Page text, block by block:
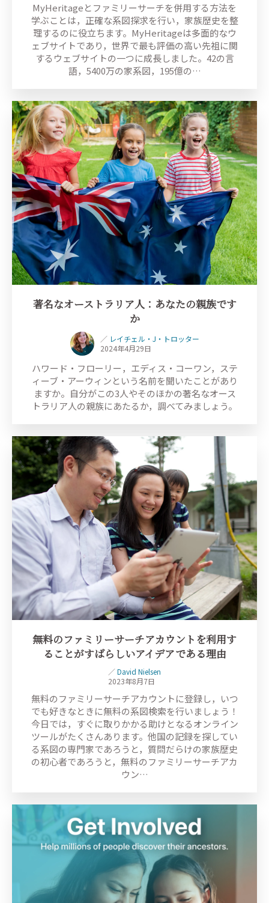
MyHeritageとファミリーサーチを併用する方法を
学ぶことは，正確な系図探求を行い，家族歴史を整
理するのに役立ちます。MyHeritageは多面的なウ
ェブサイトであり，世界で最も評価の高い先祖に関
するウェブサイトの一つに成長しました。42の言
語，5400万の家系図，195億の…
著名なオーストラリア人：あなたの親族です
か
／ レイチェル・J・トロッター
2024年4月29日
ハワード・フローリー，エディス・コーワン，ステ
ィーブ・アーウィンという名前を聞いたことがあり
ますか。自分がこの3人やそのほかの著名なオース
トラリア人の親族にあたるか，調べてみましょう。
無料のファミリーサーチアカウントを利用す
ることがすばらしいアイデアである理由
／David Nielsen
2023年8月7日
無料のファミリーサーチアカウントに登録し，いつ
でも好きなときに無料の系図検索を行いましょう！
今日では，すぐに取りかかる助けとなるオンライン
ツールがたくさんあります。他国の記録を探してい
る系図の専門家であろうと，質問だらけの家族歴史
の初心者であろうと，無料のファミリーサーチアカ
ウン…